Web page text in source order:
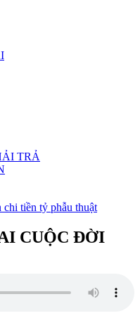
TRẢ
chi tiền tỷ phẫu thuật
CUỘC ĐỜI